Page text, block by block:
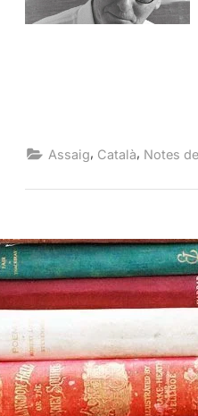
Assaig, Català, Notes